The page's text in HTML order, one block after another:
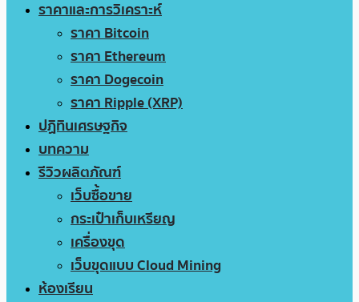
ราคาและการวิเคราะห์
ราคา Bitcoin
ราคา Ethereum
ราคา Dogecoin
ราคา Ripple (XRP)
ปฏิทินเศรษฐกิจ
บทความ
รีวิวผลิตภัณฑ์
เว็บซื้อขาย
กระเป๋าเก็บเหรียญ
เครื่องขุด
เว็บขุดแบบ Cloud Mining
ห้องเรียน